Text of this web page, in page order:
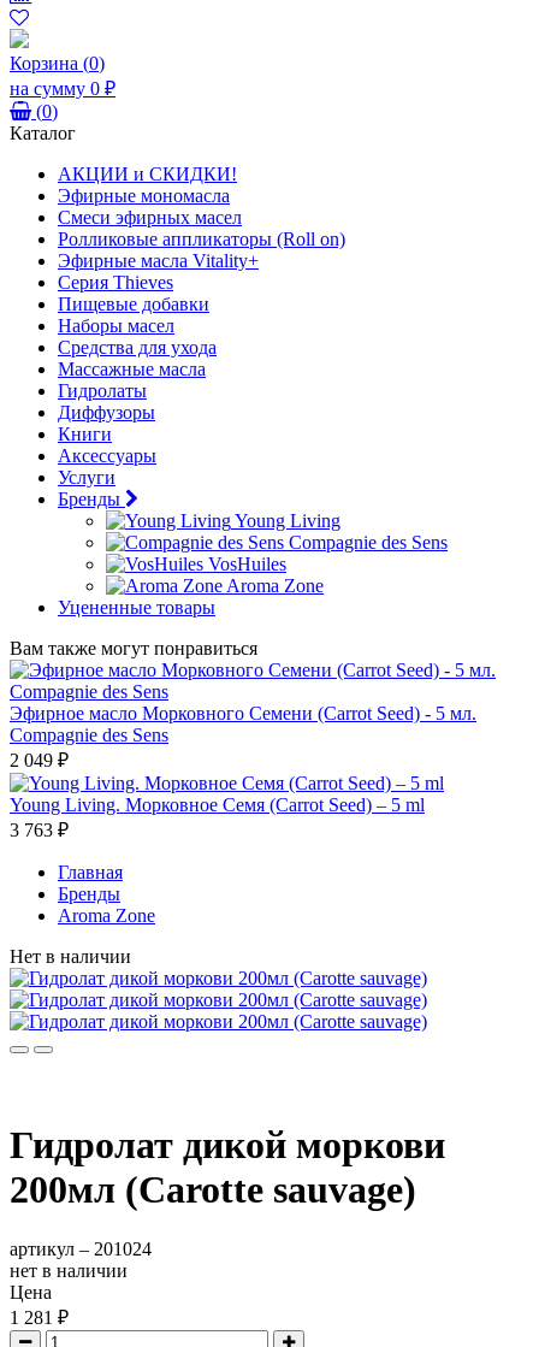
Корзина (0)
на сумму 0 ₽
(0)
Каталог
АКЦИИ и СКИДКИ!
Эфирные мономасла
Смеси эфирных масел
Ролликовые аппликаторы (Roll on)
Эфирные масла Vitality+
Серия Thieves
Пищевые добавки
Наборы масел
Средства для ухода
Массажные масла
Гидролаты
Диффузоры
Книги
Аксессуары
Услуги
Бренды
Young Living
Compagnie des Sens
VosHuiles
Aroma Zone
Уцененные товары
Вам также могут понравиться
Эфирное масло Морковного Семени (Carrot Seed) - 5 мл.
Compagnie des Sens
2 049 ₽
Young Living. Морковное Семя (Carrot Seed) – 5 ml
3 763 ₽
Главная
Бренды
Aroma Zone
Нет в наличии
Гидролат дикой моркови
200мл (Carotte sauvage)
артикул – 201024
нет в наличии
Цена
1 281 ₽